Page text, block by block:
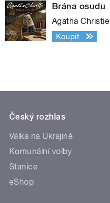
Brána osudu
Agatha Christie
Koupit
Český rozhlas
Válka na Ukrajině
Komunální volby
Stanice
eShop